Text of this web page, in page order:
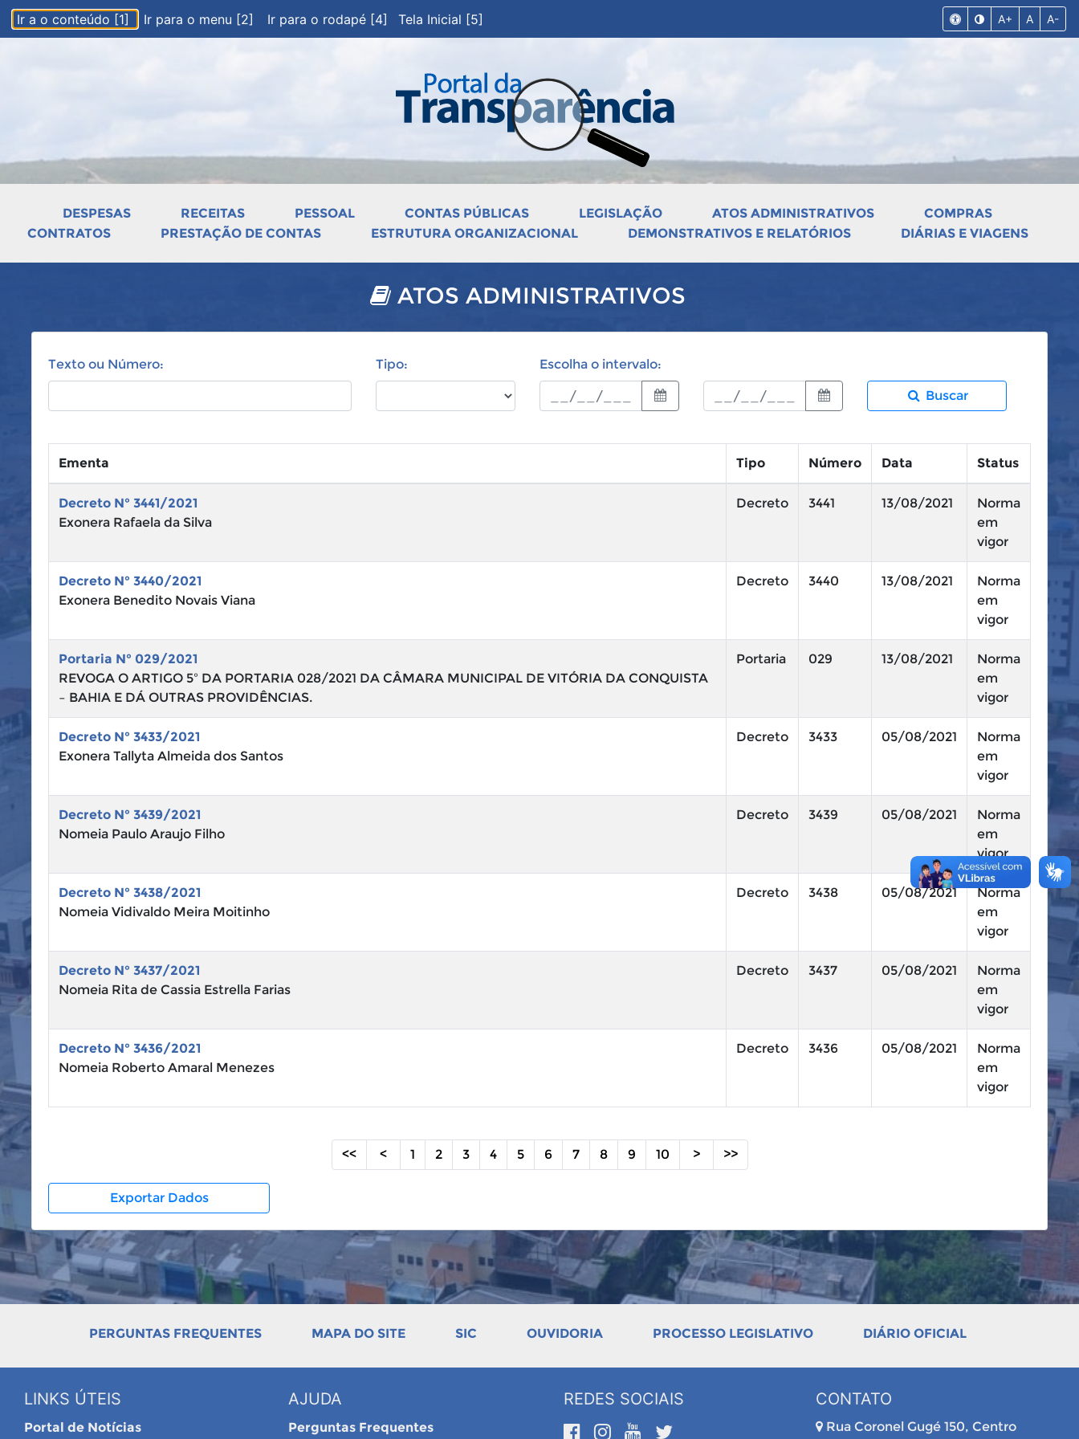
Ir a o conteúdo [1] Ir para o menu [2] Ir para o rodapé [4] Tela Inicial [5] A+ A A-
DESPESAS RECEITAS PESSOAL CONTAS PÚBLICAS LEGISLAÇÃO ATOS ADMINISTRATIVOS
COMPRAS
CONTRATOS
PRESTAÇÃO DE CONTAS ESTRUTURA ORGANIZACIONAL DEMONSTRATIVOS E RELATÓRIOS DIÁRIAS E VIAGENS
ATOS ADMINISTRATIVOS
Texto ou Número: Tipo: Escolha o intervalo:
Buscar
Ementa Tipo Número Data Status
Decreto N° 3441/2021
Exonera Rafaela da Silva
Decreto 3441 13/08/2021
Norma
em
vigor
Decreto N° 3440/2021
Exonera Benedito Novais Viana
Decreto 3440 13/08/2021
Norma
em
vigor
Portaria N° 029/2021
REVOGA O ARTIGO 5º DA PORTARIA 028/2021 DA CÂMARA MUNICIPAL DE VITÓRIA DA CONQUISTA
– BAHIA E DÁ OUTRAS PROVIDÊNCIAS.
Portaria 029 13/08/2021
Norma
em
vigor
Decreto N° 3433/2021
Exonera Tallyta Almeida dos Santos
Decreto 3433 05/08/2021
Norma
em
vigor
Decreto N° 3439/2021
Nomeia Paulo Araujo Filho
Decreto 3439 05/08/2021
Norma
em
vigor
Decreto N° 3438/2021
Nomeia Vidivaldo Meira Moitinho
Decreto 3438 05/08/2021
Norma
em
vigor
Decreto N° 3437/2021
Nomeia Rita de Cassia Estrella Farias
Decreto 3437 05/08/2021
Norma
em
vigor
Decreto N° 3436/2021
Nomeia Roberto Amaral Menezes
Decreto 3436 05/08/2021
Norma
em
vigor
<< < 1 2 3 4 5 6 7 8 9 10 > >>
Exportar Dados
PERGUNTAS FREQUENTES MAPA DO SITE SIC OUVIDORIA PROCESSO LEGISLATIVO DIÁRIO OFICIAL
LINKS ÚTEIS
Portal de Notícias
AJUDA
Perguntas Frequentes
REDES SOCIAIS CONTATO
Rua Coronel Gugé 150, Centro